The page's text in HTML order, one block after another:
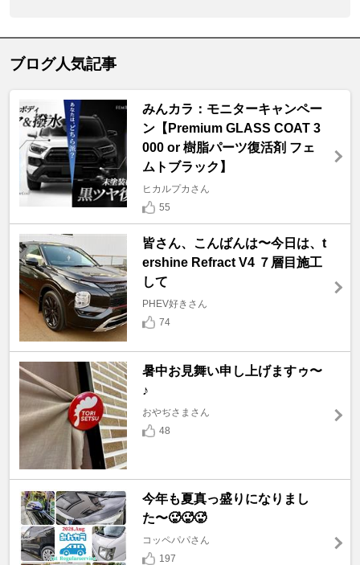
ブログ人気記事
みんカラ：モニターキャンペー
ン【Premium GLASS COAT 3
000 or 樹脂パーツ復活剤 フェ
ムトブラック】
ヒカルプカさん
55
皆さん、こんばんは〜今日は、t
ershine Refract V4 ７層目施工
して
PHEV好きさん
74
暑中お見舞い申し上げますゥ〜
♪
おやぢさまさん
48
今年も夏真っ盛りになりまし
た〜🥵🥵🥵
コッペパパさん
197